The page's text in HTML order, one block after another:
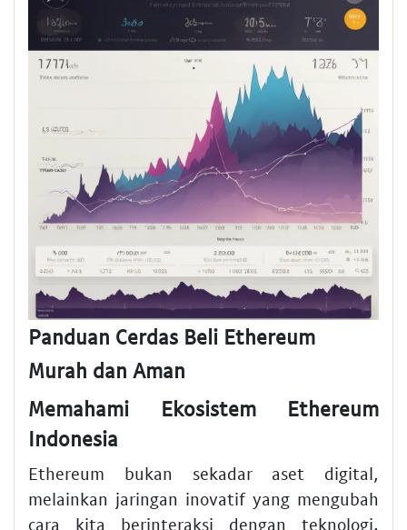
Panduan Cerdas Beli Ethereum
Murah dan Aman
Memahami Ekosistem Ethereum
Indonesia
Ethereum bukan sekadar aset digital,
melainkan jaringan inovatif yang mengubah
cara kita berinteraksi dengan teknologi.